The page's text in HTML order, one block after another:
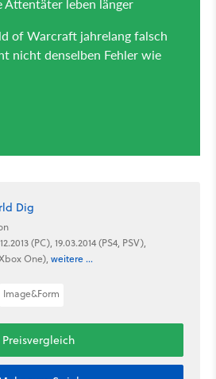
Dig
(PC), 19.03.2014 (PS4, PSV),
One), weitere ...
Image&Form
Preisvergleich